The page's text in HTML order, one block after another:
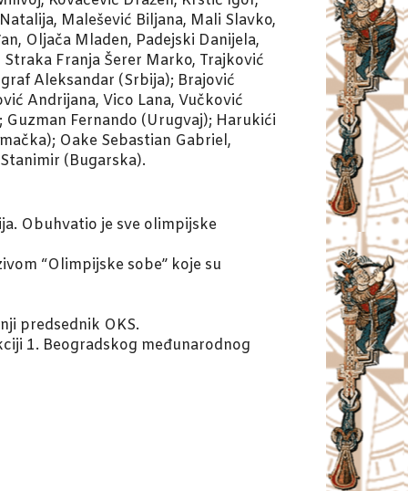
Malešević Biljana, Mali Slavko,
Oljača Mladen, Padejski Danijela,
Franja Šerer Marko, Trajković
Aleksandar (Srbija); Brajović
Andrijana, Vico Lana, Vučković
Fernando (Urugvaj); Harukići
Oake Sebastian Gabriel,
(Bugarska).
Obuhvatio je sve olimpijske
“Olimpijske sobe” koje su
predsednik OKS.
1. Beogradskog međunarodnog